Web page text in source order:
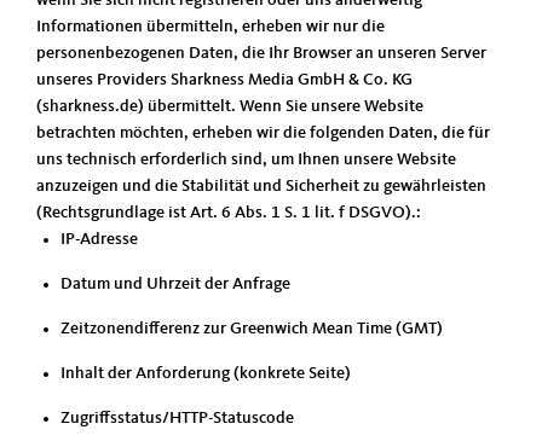
Informationen übermitteln, erheben wir nur die
personenbezogenen Daten, die Ihr Browser an unseren Server
unseres Providers Sharkness Media GmbH & Co. KG
(sharkness.de) übermittelt. Wenn Sie unsere Website
betrachten möchten, erheben wir die folgenden Daten, die für
uns technisch erforderlich sind, um Ihnen unsere Website
anzuzeigen und die Stabilität und Sicherheit zu gewährleisten
(Rechtsgrundlage ist Art. 6 Abs. 1 S. 1 lit. f DSGVO).:
IP-Adresse
Datum und Uhrzeit der Anfrage
Zeitzonendifferenz zur Greenwich Mean Time (GMT)
Inhalt der Anforderung (konkrete Seite)
Zugriffsstatus/HTTP-Statuscode